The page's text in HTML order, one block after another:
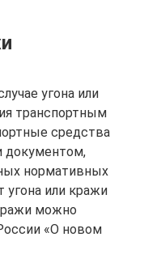
угона или
транспортным
средства
документом,
нормативных
угона или кражи
можно
«О новом